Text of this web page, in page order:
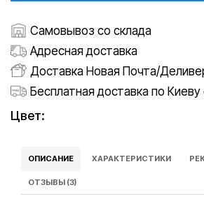
Самовывоз со склада
Адресная доставка
Доставка Новая Почта/
Бесплатная доставка по Киеву
Цвет:
ОПИСАНИЕ ХАРАКТЕРИСТИКИ
ОТЗЫВЫ (3)